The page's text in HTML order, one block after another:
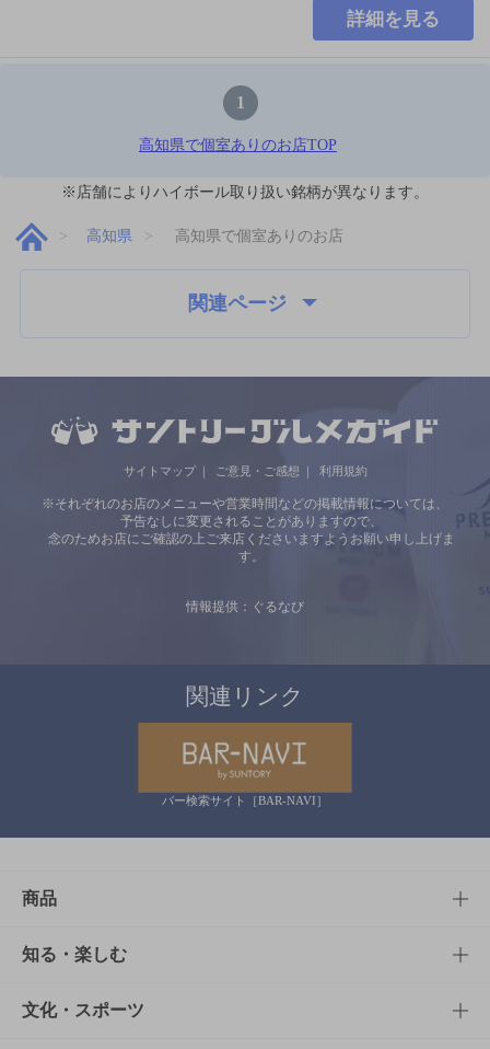
詳細を見る
1
高知県で個室ありのお店TOP
※店舗によりハイボール取り扱い銘柄が異なります。
高知県 高知県で個室ありのお店
関連ページ
サイトマップ ご意見・ご感想 利用規約
※それぞれのお店のメニューや営業時間などの掲載情報については、
予告なしに変更されることがありますので、
念のためお店にご確認の上ご来店くださいますようお願い申し上げま
す。
情報提供：ぐるなび
関連リンク
バー検索サイト［BAR-NAVI］
商品
商品TOP
商品一覧
知る・楽しむ
知る・楽しむTOP
文化・スポーツ